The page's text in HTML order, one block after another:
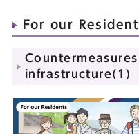
For our
infrastructure(1)